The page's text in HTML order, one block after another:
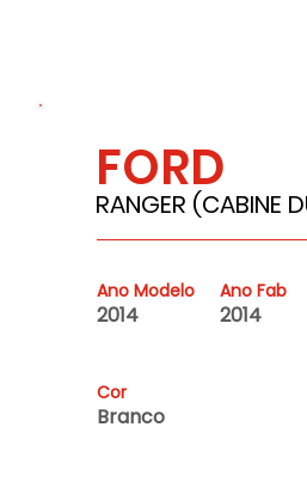
186126
FORD
RANGER (CABINE
Ano Modelo
2014
Ano Fab
2014
Cor
Branco